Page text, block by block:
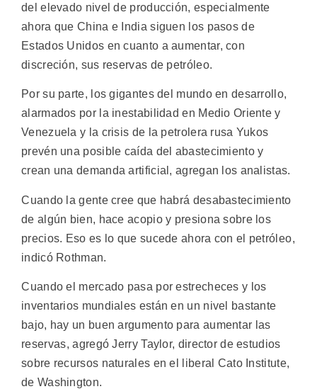
del elevado nivel de producción, especialmente
ahora que China e India siguen los pasos de
Estados Unidos en cuanto a aumentar, con
discreción, sus reservas de petróleo.
Por su parte, los gigantes del mundo en desarrollo,
alarmados por la inestabilidad en Medio Oriente y
Venezuela y la crisis de la petrolera rusa Yukos
prevén una posible caída del abastecimiento y
crean una demanda artificial, agregan los analistas.
Cuando la gente cree que habrá desabastecimiento
de algún bien, hace acopio y presiona sobre los
precios. Eso es lo que sucede ahora con el petróleo,
indicó Rothman.
Cuando el mercado pasa por estrecheces y los
inventarios mundiales están en un nivel bastante
bajo, hay un buen argumento para aumentar las
reservas, agregó Jerry Taylor, director de estudios
sobre recursos naturales en el liberal Cato Institute,
de Washington.